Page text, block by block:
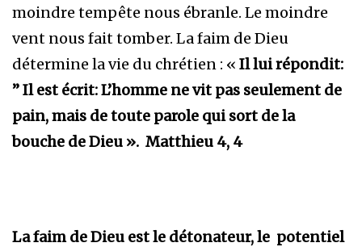
moindre tempête nous ébranle. Le moindre
vent nous fait tomber. La faim de Dieu
détermine la vie du chrétien : « Il lui répondit:
” Il est écrit: L’homme ne vit pas seulement de
pain, mais de toute parole qui sort de la
bouche de Dieu ». Matthieu 4, 4
La faim de Dieu est le détonateur, le potentiel